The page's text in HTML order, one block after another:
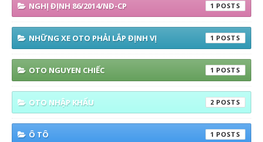
NGHỊ ĐỊNH 86/2014/NĐ-CP 1
NHỮNG XE OTO PHẢI LẮP ĐỊNH VỊ 1
OTO NGUYEN CHIẾC 1
OTO NHẬP KHẨU 2
Ô TÔ 1